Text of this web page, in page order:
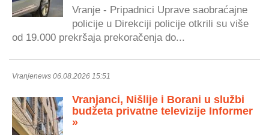
Vranje - Pripadnici Uprave saobraćajne
policije u Direkciji policije otkrili su više
od 19.000 prekršaja prekoračenja do...
Vranjenews 06.08.2026 15:51
Vranjanci, Nišlije i Borani u službi
budžeta privatne televizije Informer
»